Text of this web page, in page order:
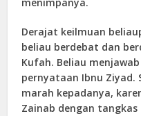
Derajat keilmuan
beliau berdebat dan
Kufah. Beliau
pernyataan Ibnu Ziyad.
marah kepadanya,
Zainab dengan